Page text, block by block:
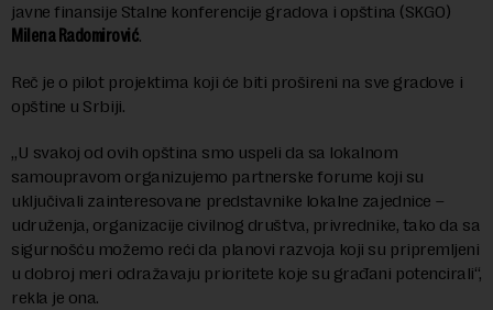
javne finansije Stalne konferencije gradova i opština (SKGO)
Milena Radomirović.
Reč je o pilot projektima koji će biti prošireni na sve gradove i
opštine u Srbiji.
„U svakoj od ovih opština smo uspeli da sa lokalnom
samoupravom organizujemo partnerske forume koji su
uključivali zainteresovane predstavnike lokalne zajednice –
udruženja, organizacije civilnog društva, privrednike, tako da sa
sigurnošću možemo reći da planovi razvoja koji su pripremljeni
u dobroj meri odražavaju prioritete koje su građani potencirali“,
rekla je ona.